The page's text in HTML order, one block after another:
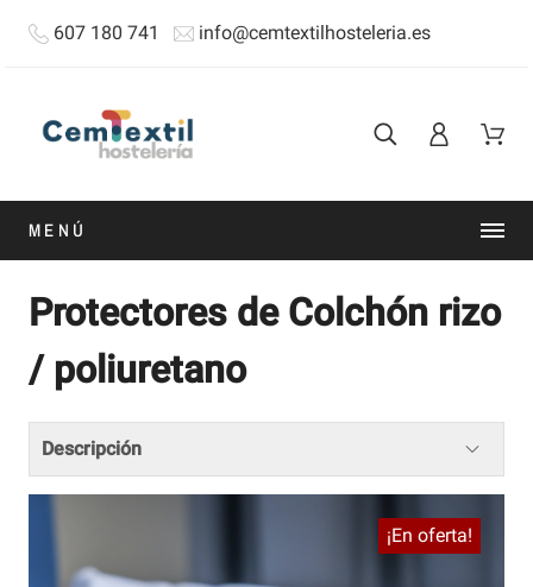
607 180 741 info@cemtextilhosteleria.es
MENÚ
Protectores de Colchón rizo
/ poliuretano
Descripción
¡En oferta!